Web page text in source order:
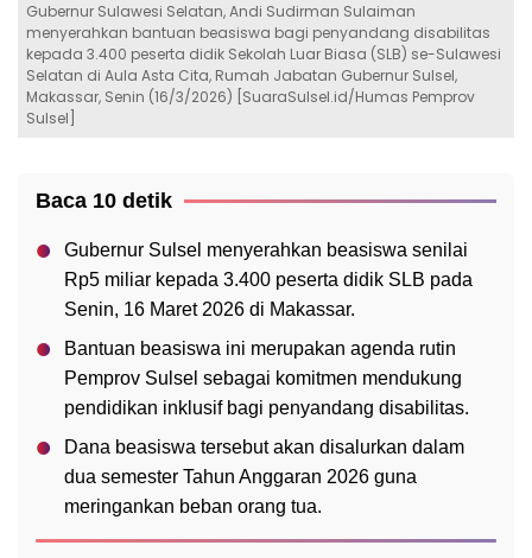
Gubernur Sulawesi Selatan, Andi Sudirman Sulaiman
menyerahkan bantuan beasiswa bagi penyandang disabilitas
kepada 3.400 peserta didik Sekolah Luar Biasa (SLB) se-Sulawesi
Selatan di Aula Asta Cita, Rumah Jabatan Gubernur Sulsel,
Makassar, Senin (16/3/2026) [SuaraSulsel.id/Humas Pemprov
Sulsel]
Baca 10 detik
Gubernur Sulsel menyerahkan beasiswa senilai
Rp5 miliar kepada 3.400 peserta didik SLB pada
Senin, 16 Maret 2026 di Makassar.
Bantuan beasiswa ini merupakan agenda rutin
Pemprov Sulsel sebagai komitmen mendukung
pendidikan inklusif bagi penyandang disabilitas.
Dana beasiswa tersebut akan disalurkan dalam
dua semester Tahun Anggaran 2026 guna
meringankan beban orang tua.